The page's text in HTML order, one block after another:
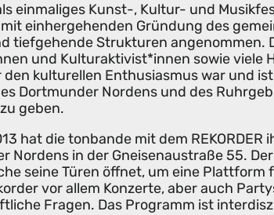
einmaliges Kunst-, Kultur- und
einhergehenden Gründung des
tiefgehende Strukturen angenommen.
und Kulturaktivist*innen sowie viele
kulturellen Enthusiasmus war und
Dortmunder Nordens und des
geben.
hat die tonbande mit dem
Nordens in der Gneisenaustraße 55.
seine Türen öffnet, um eine
vor allem Konzerte, aber auch
Fragen. Das Programm ist